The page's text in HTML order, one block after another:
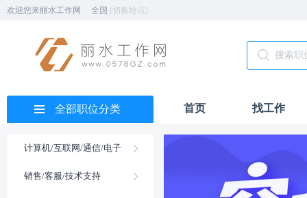
欢迎您来丽水工作网 全国 [切换站点]
全部职位分类 首页 找工作
计算机/互联网/通信/电子
销售/客服/技术支持